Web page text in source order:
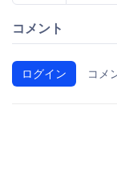
コメント
ログイン コメ